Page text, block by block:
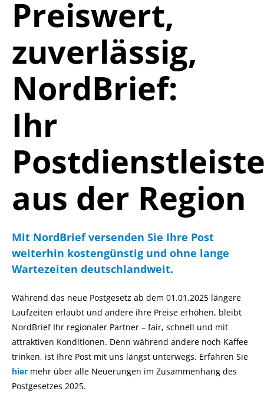
Preiswert,
zuverlässig,
NordBrief:
Ihr
aus der Region
Mit NordBrief versenden Sie Ihre Post
weiterhin kostengünstig und ohne lange
Wartezeiten deutschlandweit.
Während das neue Postgesetz ab dem 01.01.2025 längere
Laufzeiten erlaubt und andere ihre Preise erhöhen, bleibt
NordBrief Ihr regionaler Partner – fair, schnell und mit
attraktiven Konditionen. Denn während andere noch Kaffee
trinken, ist Ihre Post mit uns längst unterwegs. Erfahren Sie
hier mehr über alle Neuerungen im Zusammenhang des
Postgesetzes 2025.